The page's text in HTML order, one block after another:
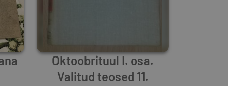
Oktoobrituul I. osa.
Valitud teosed 11.